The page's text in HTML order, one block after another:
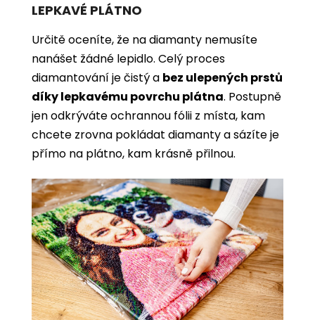
LEPKAVÉ PLÁTNO
Určitě oceníte, že na diamanty nemusíte
nanášet žádné lepidlo. Celý proces
diamantování je čistý a bez ulepených prstů
díky lepkavému povrchu plátna. Postupně
jen odkrýváte ochrannou fólii z místa, kam
chcete zrovna pokládat diamanty a sázíte je
přímo na plátno, kam krásně přilnou.